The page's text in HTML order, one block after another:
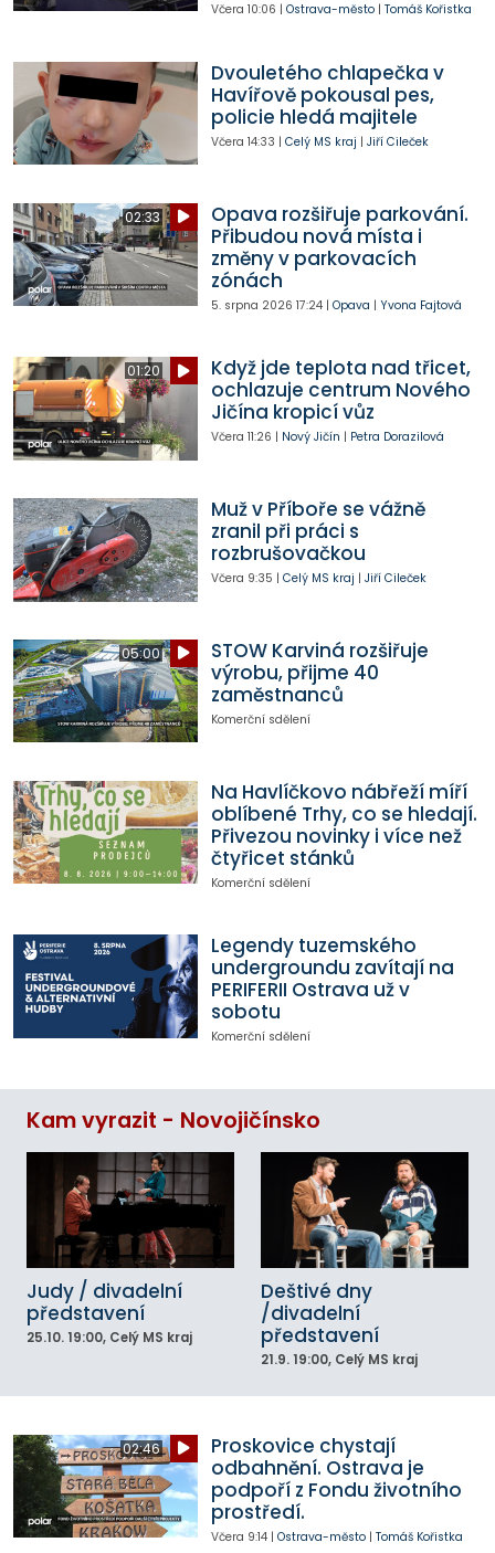
Včera 10:06 | Ostrava-město| Tomáš Kořistka
Dvouletého chlapečka v
Havířově pokousal pes,
policie hledá majitele
Včera 14:33 | Celý MS kraj | Jiří Cileček
02:33
Opava rozšiřuje parkování.
Přibudou nová místa i
změny v parkovacích
zónách
5. srpna 2026 17:24| Opava | Yvona Fajtová
01:20
Když jde teplota nad třicet,
ochlazuje centrum Nového
Jičína kropicí vůz
Včera 11:26 | Nový Jičín | Petra Dorazilová
Muž v Příboře se vážně
zranil při práci s
rozbrušovačkou
Včera 9:35 | Celý MS kraj | Jiří Cileček
05:00
STOW Karviná rozšiřuje
výrobu, přijme 40
zaměstnanců
Komerční sdělení
Na Havlíčkovo nábřeží míří
oblíbené Trhy, co se hledají.
Přivezou novinky i více než
čtyřicet stánků
Komerční sdělení
Legendy tuzemského
undergroundu zavítají na
PERIFERII Ostrava už v
sobotu
Komerční sdělení
Kam vyrazit - Novojičínsko
Judy / divadelní
představení
25.10. 19:00, Celý MS kraj
Deštivé dny
/divadelní
představení
21.9. 19:00, Celý MS kraj
02:46
Proskovice chystají
odbahnění. Ostrava je
podpoří z Fondu životního
prostředí.
Včera 9:14| Ostrava-město| Tomáš Kořistka